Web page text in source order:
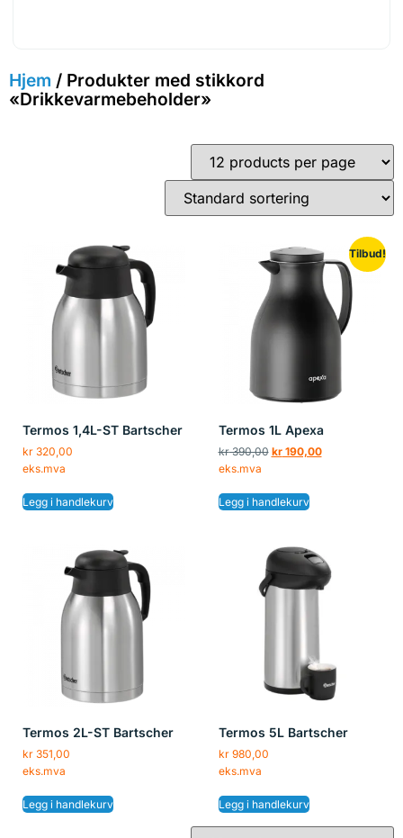
Hjem / Produkter med stikkord
«Drikkevarmebeholder»
Termos 1,4L-ST Bartscher
kr 320,00
eks.mva
Legg i handlekurv
Tilbud!
Termos 1L Apexa
kr390,00 kr190,00
eks.mva
Legg i handlekurv
Termos 2L-ST Bartscher
kr 351,00
eks.mva
Legg i handlekurv
Termos 5L Bartscher
kr980,00
eks.mva
Legg i handlekurv